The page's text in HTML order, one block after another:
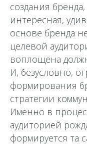
создания
интересная,
основе бренда
целевой
воплощена
И, безусловно,
формирования
стратегии
Именно в
аудиторией
формируется та